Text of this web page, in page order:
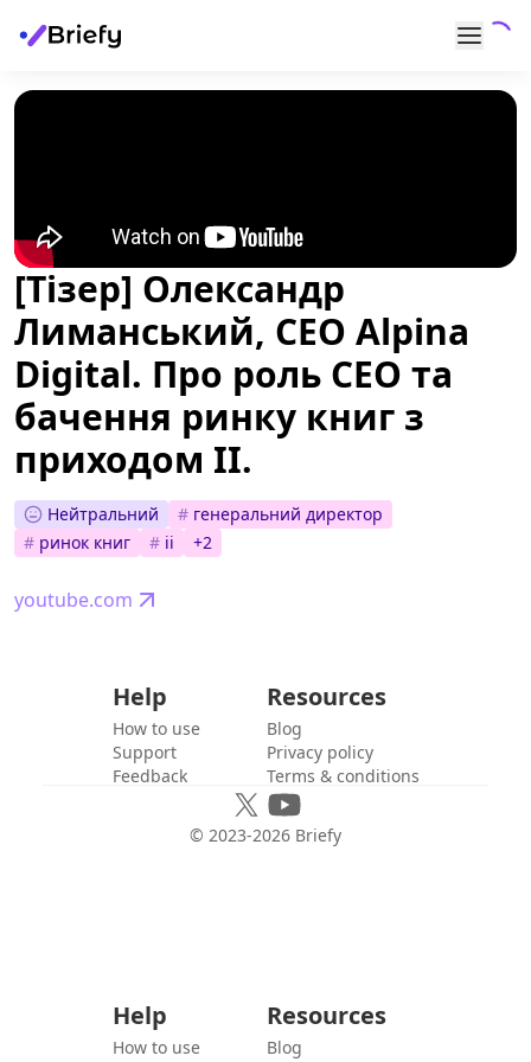
[Тізер] Олександр
Лиманський, CEO Alpina
Digital. Про роль СЕО та
бачення ринку книг з
приходом ІІ.
Нейтральний # генеральний директор
# ринок книг # ii +2
youtube.com
Help
How to use
Support
Feedback
Resources
Blog
Privacy policy
Terms & conditions
© 2023-2026 Briefy
Help
How to use
Resources
Blog